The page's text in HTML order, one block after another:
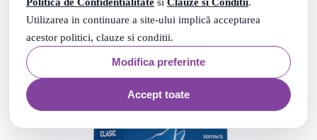
Utilizarea in continuare a site-ului implică acceptarea
acestor politici, clauze si conditii.
Modifica preferinte
Accept toate